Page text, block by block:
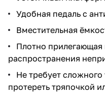
Удобная педаль с
Вместительная
Плотно
распространения
Не требует
протереть тряпочкой